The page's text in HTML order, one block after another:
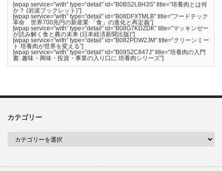
[wpap service=”with” type=”detail” id=”B0BS2L8H3S” title=”培養肉とは何
か？ (岩波ブックレット)”]
[wpap service=”with” type=”detail” id=”B08DFXTMLB” title=”フードテック
革命 世界700兆円の新産業 「食」の進化と再定義”]
[wpap service=”with” type=”detail” id=”B08G7KDZDK” title=”マッキンゼー
が読み解く食と農の未来 (日本経済新聞出版)”]
[wpap service=”with” type=”detail” id=”B082PDW2JM” title=”クリーンミー
ト 培養肉が世界を変える”]
[wpap service=”with” type=”detail” id=”B09SZC847J” title=”培養肉の入門
書: 趣味・興味・投資・事業の入り口に 培養肉シリーズ”]
カテゴリー